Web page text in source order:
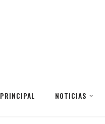
PRINCIPAL NOTICIAS